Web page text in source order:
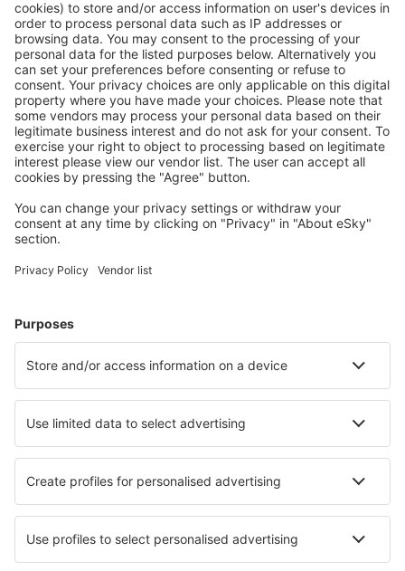
Angebot an Ihre Bedürfnisse angepasst.
Sicher planen
Buchen ohne Sorgen mit einer kostenlosen
Stornierungsoption.
Mehr sparen
Attraktive Preise und Spezialangebote für eingeloggte
Benutzer.
Unterkünfte, die Sie mögen
Hütten, Apartments und andere.
Hotels in Russland - Beliebte Städte
Hotels Donskoy Hotels in Vsevolozhsk Hotels Gorelovo
Hotels in Adler Hotels Timiryazevskiy Hotels in Vyborg
Hotels in Ischewsk Hotels in Kostroma